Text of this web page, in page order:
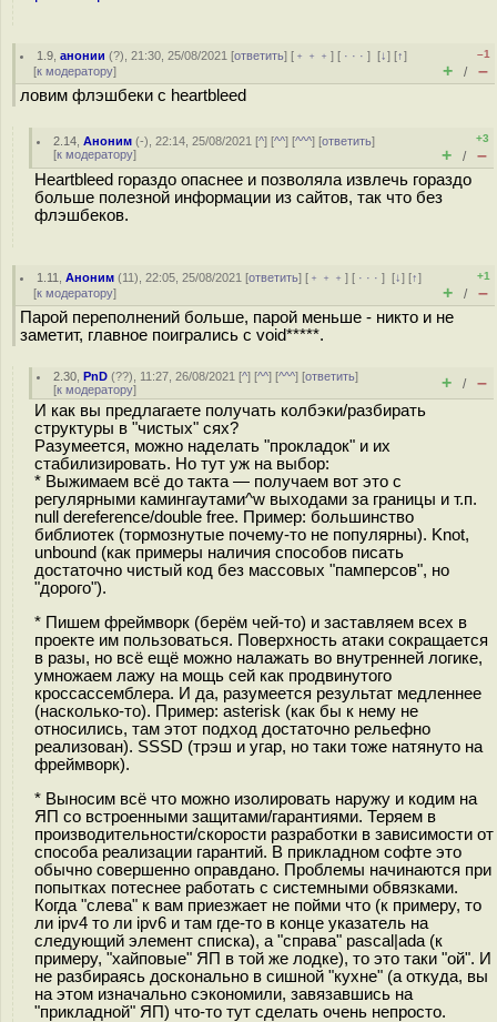
1.9 ,анонии (?), 21:30, 25/08/2021 [ответить] [ ﹢﹢﹢] [ · · ·][↓] [↑]
[к модератору]
–1
+ / –
ловим флэшбеки с heartbleed
2.14 ,Аноним (-), 22:14, 25/08/2021 [^] [^^] [^^^] [ответить]
[к модератору]
+3
+ / –
Heartbleed гораздо опаснее и позволяла извлечь гораздо
больше полезной информации из сайтов, так что без
флэшбеков.
1.11 ,Аноним (11), 22:05, 25/08/2021 [ответить] [ ﹢﹢﹢] [ · · ·][↓] [↑]
[к модератору]
+1
+ / –
Парой переполнений больше, парой меньше - никто и не
заметит, главное поигрались с void*****.
2.30 ,PnD (??), 11:27, 26/08/2021 [^] [^^] [^^^] [ответить]
[к модератору] + / –
И как вы предлагаете получать колбэки/разбирать
структуры в "чистых" сях?
Разумеется, можно наделать "прокладок" и их
стабилизировать. Но тут уж на выбор:
* Выжимаем всё до такта — получаем вот это с
регулярными камингаутами^w выходами за границы и т.п.
null dereference/double free. Пример: большинство
библиотек (тормознутые почему-то не популярны). Knot,
unbound (как примеры наличия способов писать
достаточно чистый код без массовых "памперсов", но
"дорого").
* Пишем фреймворк (берём чей-то) и заставляем всех в
проекте им пользоваться. Поверхность атаки сокращается
в разы, но всё ещё можно налажать во внутренней логике,
умножаем лажу на мощь сей как продвинутого
кроссассемблера. И да, разумеется результат медленнее
(насколько-то). Пример: asterisk (как бы к нему не
относились, там этот подход достаточно рельефно
реализован). SSSD (трэш и угар, но таки тоже натянуто на
фреймворк).
* Выносим всё что можно изолировать наружу и кодим на
ЯП со встроенными защитами/гарантиями. Теряем в
производительности/скорости разработки в зависимости от
способа реализации гарантий. В прикладном софте это
обычно совершенно оправдано. Проблемы начинаются при
попытках потеснее работать с системными обвязками.
Когда "слева" к вам приезжает не пойми что (к примеру, то
ли ipv4 то ли ipv6 и там где-то в конце указатель на
следующий элемент списка), а "справа" pascal|ada (к
примеру, "хайповые" ЯП в той же лодке), то это таки "ой". И
не разбираясь досконально в сишной "кухне" (а откуда, вы
на этом изначально сэкономили, завязавшись на
"прикладной" ЯП) что-то тут сделать очень непросто.